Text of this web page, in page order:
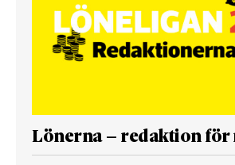
Lönerna – redaktion